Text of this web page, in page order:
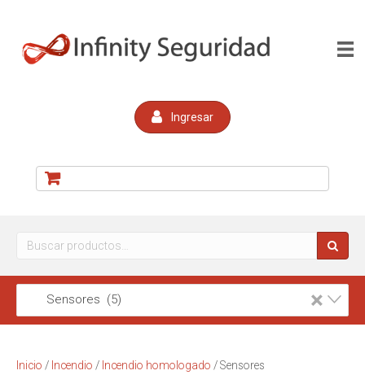
Ingresar
Buscar
×
Sensores (5)
Inicio / Incendio / Incendio homologado / Sensores